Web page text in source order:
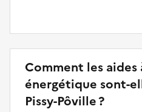
Comment les
énergétique sont-
Pissy-Pôville ?